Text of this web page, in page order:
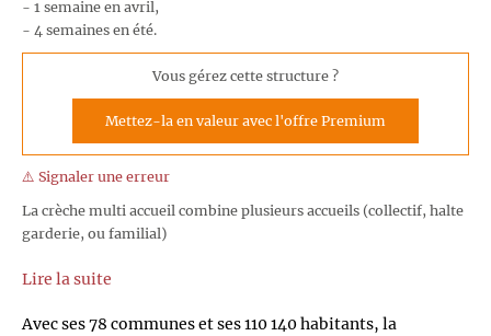
- 1 semaine en avril,
- 4 semaines en été.
Vous gérez cette structure ?
Mettez-la en valeur avec l'offre Premium
⚠️ Signaler une erreur
La crèche multi accueil combine plusieurs accueils (collectif, halte
garderie, ou familial)
Lire la suite
Avec ses 78 communes et ses 110 140 habitants, la